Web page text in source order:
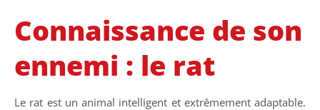
Connaissance de son
ennemi : le rat
Le rat est un animal intelligent et extrêmement adaptable.